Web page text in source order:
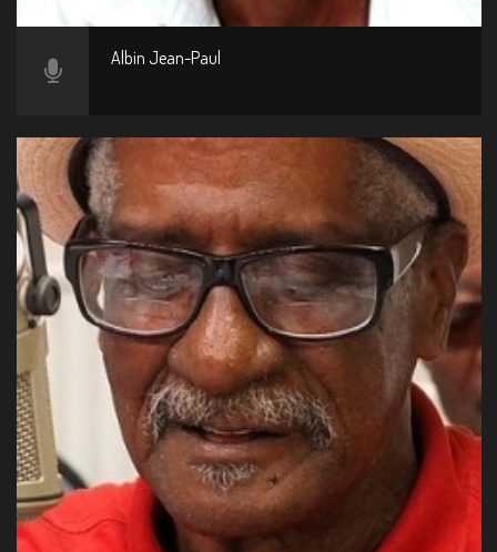
Albin Jean-Paul